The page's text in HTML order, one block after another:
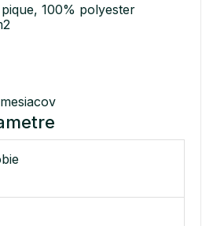
100% polyester